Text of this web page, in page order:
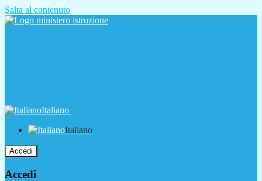
Salta al contenuto
Italiano
Italiano
Accedi
Accedi